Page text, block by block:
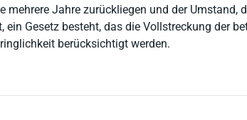
mehrere Jahre zurückliegen und der Umstand,
ein Gesetz besteht, das die Vollstreckung der
berücksichtigt werden.